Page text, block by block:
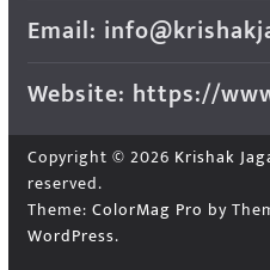
Email:
Website: https://
Copyright © 2026 Krishak
reserved.
Theme: ColorMag Pro by
WordPress.